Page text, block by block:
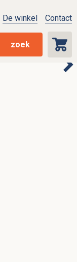
zoek
De winkel Contact